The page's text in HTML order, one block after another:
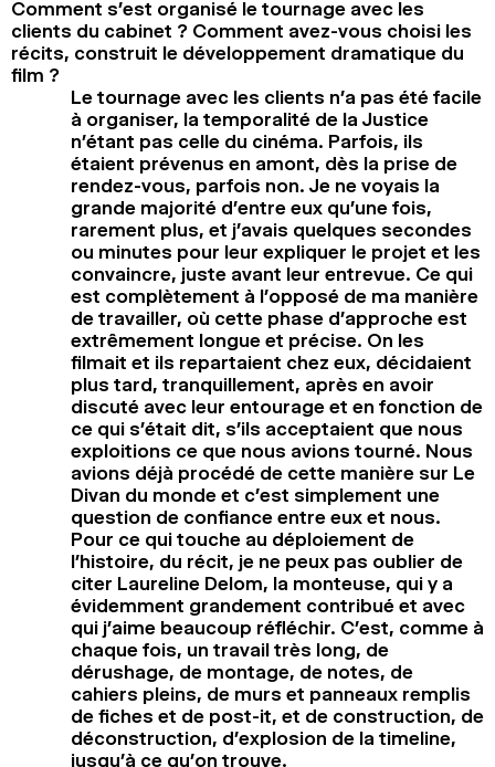
Comment s’est organisé le tournage avec les
clients du cabinet ? Comment avez-vous choisi les
récits, construit le développement dramatique du
film ?
Le tournage avec les clients n’a pas été facile
à organiser, la temporalité de la Justice
n’étant pas celle du cinéma. Parfois, ils
étaient prévenus en amont, dès la prise de
rendez-vous, parfois non. Je ne voyais la
grande majorité d’entre eux qu’une fois,
rarement plus, et j’avais quelques secondes
ou minutes pour leur expliquer le projet et les
convaincre, juste avant leur entrevue. Ce qui
est complètement à l’opposé de ma manière
de travailler, où cette phase d’approche est
extrêmement longue et précise. On les
filmait et ils repartaient chez eux, décidaient
plus tard, tranquillement, après en avoir
discuté avec leur entourage et en fonction de
ce qui s’était dit, s’ils acceptaient que nous
exploitions ce que nous avions tourné. Nous
avions déjà procédé de cette manière sur Le
Divan du monde et c’est simplement une
question de confiance entre eux et nous.
Pour ce qui touche au déploiement de
l’histoire, du récit, je ne peux pas oublier de
citer Laureline Delom, la monteuse, qui y a
évidemment grandement contribué et avec
qui j’aime beaucoup réfléchir. C’est, comme à
chaque fois, un travail très long, de
dérushage, de montage, de notes, de
cahiers pleins, de murs et panneaux remplis
de fiches et de post-it, et de construction, de
déconstruction, d’explosion de la timeline,
jusqu’à ce qu’on trouve.